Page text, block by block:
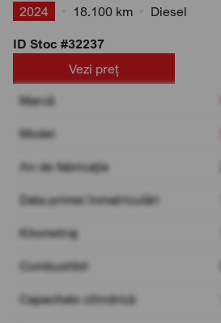
2024 18.100 km
Diesel
ID Stoc #32237
Vezi preț
Marcă
Model
An de fabricație
Data primei înmatriculări
Kilometraj
Combustibil
Capacitate cilindrică